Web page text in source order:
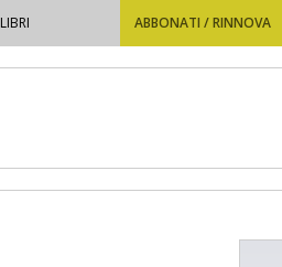
LIBRI ABBONATI / RINNOVA